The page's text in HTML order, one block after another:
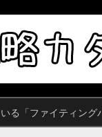
る「ファイティン